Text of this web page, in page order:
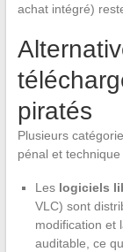
achat intégré)
piratés
Plusieurs
pénal et
Les logiciels
VLC) sont
modification et
auditable, ce